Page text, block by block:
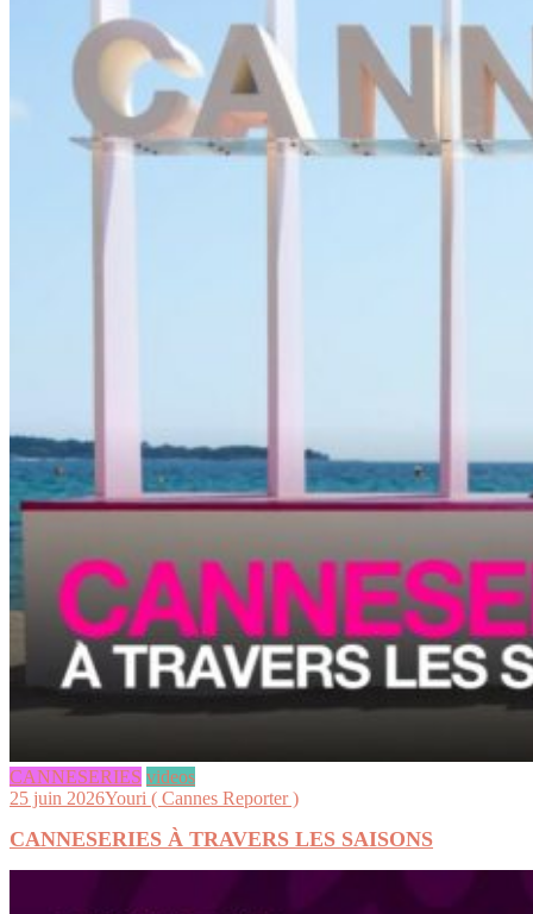
CANNESERIES videos
25 juin 2026Youri ( Cannes Reporter )
CANNESERIES À TRAVERS LES SAISONS